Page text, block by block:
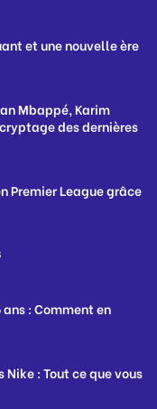
et une nouvelle ère
Mbappé, Karim
des dernières
Premier League grâce
ans : Comment en
: Tout ce que vous